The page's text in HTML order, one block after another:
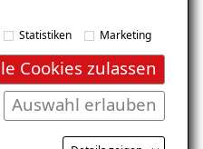
Statistiken Marketing
Cookies zulassen
Auswahl erlauben
Überblick
anfordern